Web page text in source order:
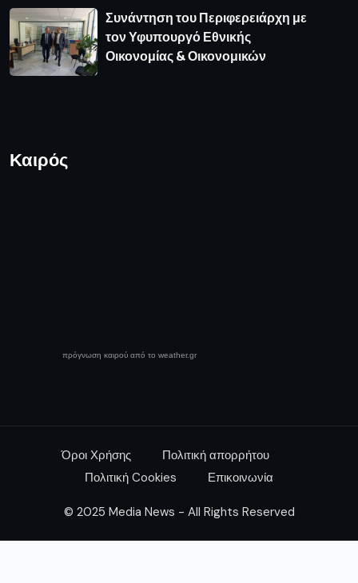
Συνάντηση του Περιφερειάρχη με
τον Υφυπουργό Εθνικής
Οικονομίας & Οικονομικών
Καιρός
πρόγνωση καιρού από το weather.gr
Όροι Χρήσης
Πολιτική απορρήτου
Πολιτική Cookies
Επικοινωνία
© 2025 Media News - All Rights Reserved